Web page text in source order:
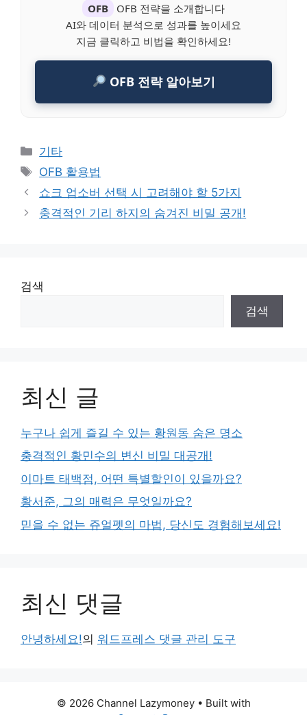
OFB
OFB 전략을 소개합니다
AI와 데이터 분석으로 성과를 높이세요
지금 클릭하고 비법을 확인하세요!
OFB 전략 알아보기
Categories
기타
Tags
OFB 활용법
쇼크 업소버 선택 시 고려해야 할 5가지
충격적인 기리 하지의 숨겨진 비밀 공개!
검색
검색
최신 글
누구나 쉽게 즐길 수 있는 황원동 숨은 명소
충격적인 황민수의 변신 비밀 대공개!
이마트 태백점, 어떤 특별할인이 있을까요?
황서준, 그의 매력은 무엇일까요?
믿을 수 없는 쥬얼펫의 마법, 당신도 경험해보세요!
최신 댓글
안녕하세요!의 워드프레스 댓글 관리 도구
© 2026 Channel Lazymoney• Built with